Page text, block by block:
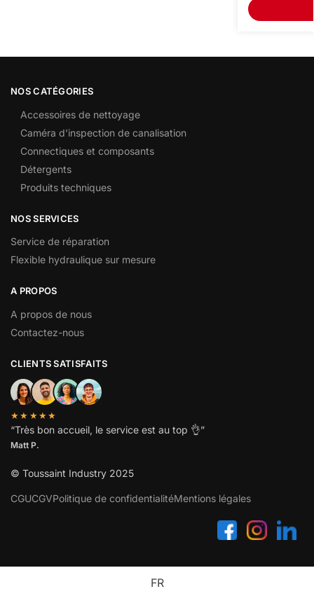
NOS CATÉGORIES
Accessoires de nettoyage
Caméra d’inspection de canalisation
Connectiques et composants
Détergents
Produits techniques
NOS SERVICES
Service de réparation
Flexible hydraulique sur mesure
A PROPOS
A propos de nous
Contactez-nous
CLIENTS SATISFAITS
★★★★★
“Très bon accueil, le service est au top 👌”
Matt P.
© Toussaint Industry 2025
CGUCGVPolitique de confidentialitéMentions légales
FR